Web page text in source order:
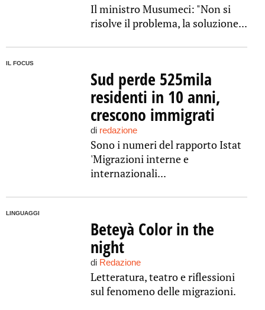
Il ministro Musumeci: "Non si
risolve il problema, la soluzione...
IL FOCUS
Sud perde 525mila
residenti in 10 anni,
crescono immigrati
di redazione
Sono i numeri del rapporto Istat
'Migrazioni interne e
internazionali...
LINGUAGGI
Beteyà Color in the
night
di Redazione
Letteratura, teatro e riflessioni
sul fenomeno delle migrazioni.